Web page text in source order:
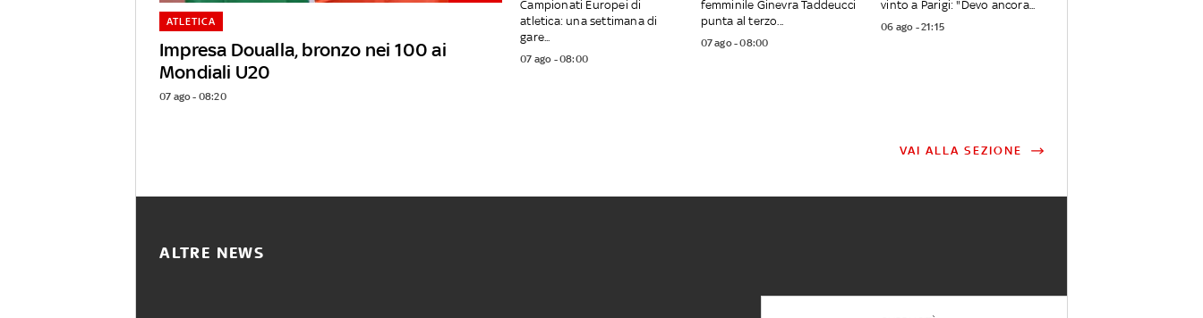
Impresa Doualla, bronzo nei 100 ai
Mondiali U20
ATLETICA
07 ago - 08:20
Campionati Europei di
atletica: una settimana di
gare...
07 ago - 08:00
femminile Ginevra Taddeucci
punta al terzo...
07 ago - 08:00
vinto a Parigi: "Devo ancora...
06 ago - 21:15
VAI ALLA SEZIONE
ALTRE NEWS